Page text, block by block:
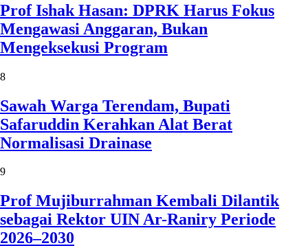
Prof Ishak Hasan: DPRK Harus Fokus
Mengawasi Anggaran, Bukan
Mengeksekusi Program
8
Sawah Warga Terendam, Bupati
Safaruddin Kerahkan Alat Berat
Normalisasi Drainase
9
Prof Mujiburrahman Kembali Dilantik
sebagai Rektor UIN Ar-Raniry Periode
2026–2030